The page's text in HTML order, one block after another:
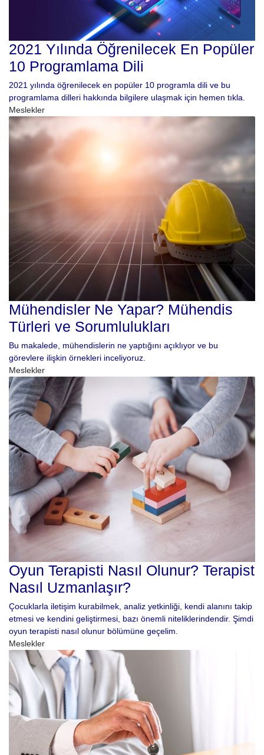
2021 Yılında Öğrenilecek En Popüler
10 Programlama Dili
2021 yılında öğrenilecek en popüler 10 programla dili ve bu
programlama dilleri hakkında bilgilere ulaşmak için hemen tıkla.
Meslekler
Mühendisler Ne Yapar? Mühendis
Türleri ve Sorumlulukları
Bu makalede, mühendislerin ne yaptığını açıklıyor ve bu
görevlere ilişkin örnekleri inceliyoruz.
Meslekler
Oyun Terapisti Nasıl Olunur? Terapist
Nasıl Uzmanlaşır?
Çocuklarla iletişim kurabilmek, analiz yetkinliği, kendi alanını takip
etmesi ve kendini geliştirmesi, bazı önemli niteliklerindendir. Şimdi
oyun terapisti nasıl olunur bölümüne geçelim.
Meslekler